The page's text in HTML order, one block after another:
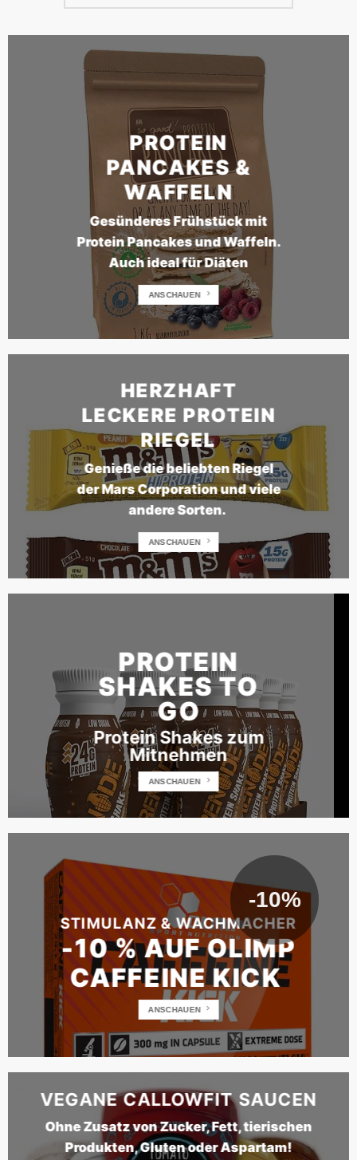
PROTEIN
PANCAKES &
WAFFELN
Gesünderes Frühstück mit
Protein Pancakes und Waffeln.
Auch ideal für Diäten
ANSCHAUEN
HERZHAFT
LECKERE PROTEIN
RIEGEL
Genieße die beliebten Riegel
der Mars Corporation und viele
andere Sorten.
ANSCHAUEN
PROTEIN
SHAKES TO
GO
Protein Shakes zum
Mitnehmen
ANSCHAUEN
STIMULANZ & WACHMACHER
-10 % AUF OLIMP
CAFFEINE KICK
ANSCHAUEN
-10%
VEGANE CALLOWFIT SAUCEN
Ohne Zusatz von Zucker, Fett, tierischen
Produkten, Gluten oder Aspartam!